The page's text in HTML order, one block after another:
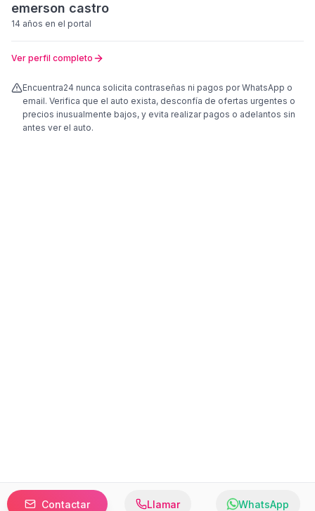
emerson castro
14 años en el portal
Ver perfil completo
Encuentra24 nunca solicita contraseñas ni pagos por WhatsApp o
email. Verifica que el auto exista, desconfía de ofertas urgentes o
precios inusualmente bajos, y evita realizar pagos o adelantos sin
antes ver el auto.
Contactar Llamar WhatsApp